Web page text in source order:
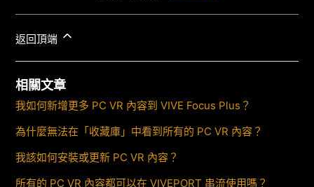
返回頂端
相關文章
我如何新增更多 PC VR 內容到 VIVE Focus Plus？
為什麼無法在「收藏庫」中看到所有的 PC VR 內容？
我該如何安裝或更新 PC VR 內容？
所有的 PC VR 內容都可以在 VIVEPORT 串流使用嗎？